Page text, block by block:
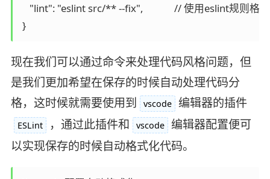
    "lint": "eslint src/** --fix",		// 使用eslint规则格式化代码
}
现在我们可以通过命令来处理代码风格问题，但
是我们更加希望在保存的时候自动处理代码分
格，这时候就需要使用到
vscode 编辑器的插件
ESLint ，通过此插件和 vscode 编辑器配置便可
以实现保存的时候自动格式化代码。